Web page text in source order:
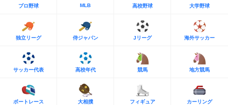
プロ野球 MLB 高校野球 大学野球
独立リーグ 侍ジャパン Jリーグ 海外サッカー
サッカー代表 高校年代 競馬 地方競馬
ボートレース 大相撲 フィギュア カーリング